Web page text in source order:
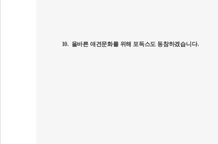
10. 올바른 애견문화를 위해 포독스도 동참하겠습니다.